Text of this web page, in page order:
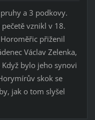
a 3 podkovy.
vznikl v 18.
přiženil
Václav Zelenka,
bylo jeho synovi
skok se
jak o tom slyšel